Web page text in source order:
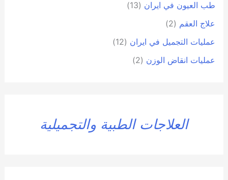
طب العيون في ايران (13)
علاج العقم (2)
عمليات التجميل في ايران (12)
عمليات انقاض الوزن (2)
العلاجات الطبية والتجميلية